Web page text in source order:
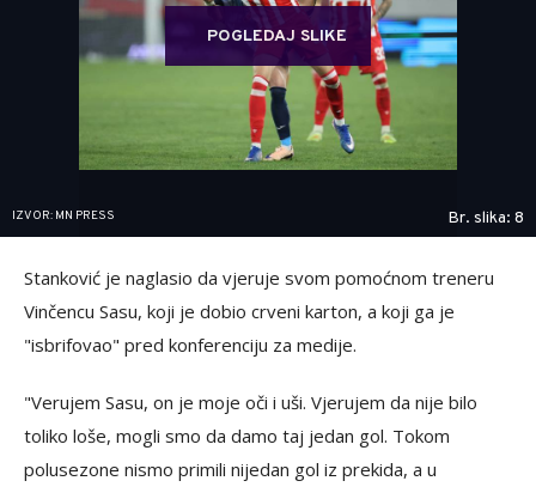
POGLEDAJ SLIKE
IZVOR: MN PRESS Br. slika: 8
Stanković je naglasio da vjeruje svom pomoćnom treneru
Vinčencu Sasu, koji je dobio crveni karton, a koji ga je
"isbrifovao" pred konferenciju za medije.
"Verujem Sasu, on je moje oči i uši. Vjerujem da nije bilo
toliko loše, mogli smo da damo taj jedan gol. Tokom
polusezone nismo primili nijedan gol iz prekida, a u